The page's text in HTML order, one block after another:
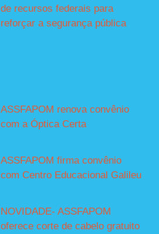
de recursos federais para
reforçar a segurança pública
ASSFAPOM renova convênio
com a Óptica Certa
ASSFAPOM firma convênio
com Centro Educacional Galileu
NOVIDADE- ASSFAPOM
oferece corte de cabelo gratuito